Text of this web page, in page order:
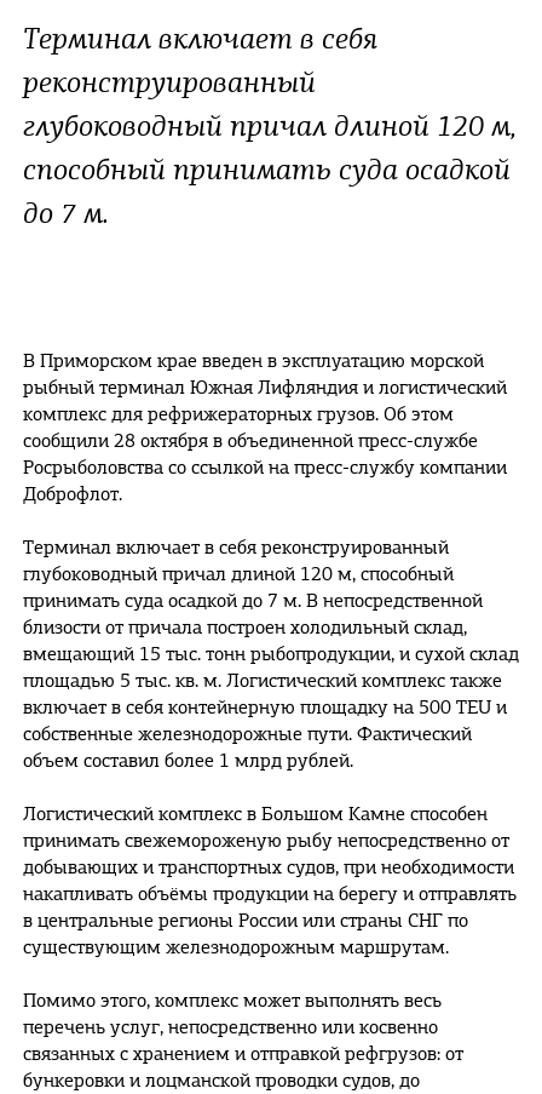
Терминал включает в себя
реконструированный
глубоководный причал длиной 120 м,
способный принимать суда осадкой
до 7 м.
В Приморском крае введен в эксплуатацию морской
рыбный терминал Южная Лифляндия и логистический
комплекс для рефрижераторных грузов. Об этом
сообщили 28 октября в объединенной пресс-службе
Росрыболовства со ссылкой на пресс-службу компании
Доброфлот.
Терминал включает в себя реконструированный
глубоководный причал длиной 120 м, способный
принимать суда осадкой до 7 м. В непосредственной
близости от причала построен холодильный склад,
вмещающий 15 тыс. тонн рыбопродукции, и сухой склад
площадью 5 тыс. кв. м. Логистический комплекс также
включает в себя контейнерную площадку на 500 TEU и
собственные железнодорожные пути. Фактический
объем составил более 1 млрд рублей.
Логистический комплекс в Большом Камне способен
принимать свежемороженую рыбу непосредственно от
добывающих и транспортных судов, при необходимости
накапливать объёмы продукции на берегу и отправлять
в центральные регионы России или страны СНГ по
существующим железнодорожным маршрутам.
Помимо этого, комплекс может выполнять весь
перечень услуг, непосредственно или косвенно
связанных с хранением и отправкой рефгрузов: от
бункеровки и лоцманской проводки судов, до